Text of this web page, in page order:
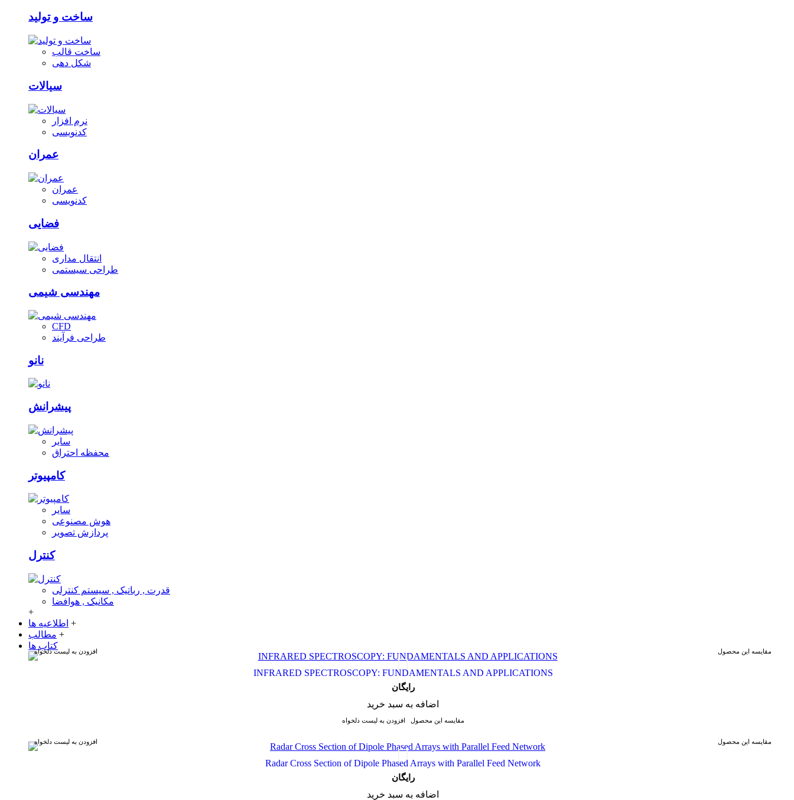
ساخت و تولید
ساخت قالب
شکل دهی
سیالات
نرم افزار
کدنویسی
عمران
عمران
کدنویسی
فضایی
انتقال مداری
طراحی سیستمی
مهندسی شیمی
CFD
طراحی فرآیند
نانو
پیشرانش
سایر
محفظه احتراق
کامپیوتر
سایر
هوش مصنوعی
پردازش تصویر
کنترل
قدرت , رباتیک , سیستم کنترلی
مکانیک , هوافضا
+
اطلاعیه ها +
مطالب +
کتاب ها
افزودن به لیست دلخواه مقایسه این محصول
INFRARED SPECTROSCOPY: FUNDAMENTALS AND APPLICATIONS
رایگان
اضافه به سبد خرید
افزودن به لیست دلخواه مقایسه این محصول
افزودن به لیست دلخواه مقایسه این محصول
Radar Cross Section of Dipole Phased Arrays with Parallel Feed Network
رایگان
اضافه به سبد خرید